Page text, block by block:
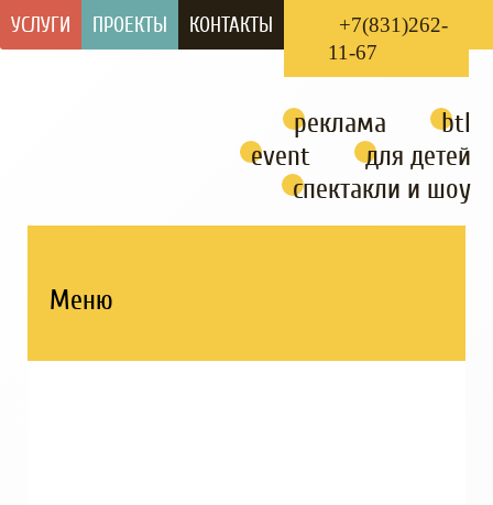
УСЛУГИ ПРОЕКТЫ КОНТАКТЫ
+7(831)262-
11-67
реклама
btl
event
для детей
спектакли и шоу
Меню